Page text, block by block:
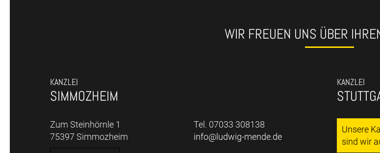
WIR FREUEN UNS ÜBER
KANZLEI
SIMMOZHEIM
Zum Steinhörnle 1
75397 Simmozheim
Tel. 07033 308138
info@ludwig-mende.de
KANZLEI
Unsere
sind wir